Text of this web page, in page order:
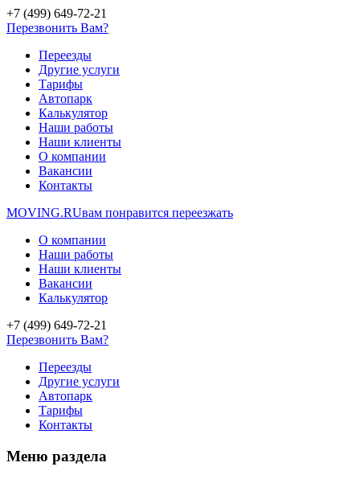
+7 (499) 649-72-21
Перезвонить Вам?
Переезды
Другие услуги
Тарифы
Автопарк
Калькулятор
Наши работы
Наши клиенты
О компании
Вакансии
Контакты
MOVING.RUвам понравится переезжать
О компании
Наши работы
Наши клиенты
Вакансии
Калькулятор
+7 (499) 649-72-21
Перезвонить Вам?
Переезды
Другие услуги
Автопарк
Тарифы
Контакты
Меню раздела